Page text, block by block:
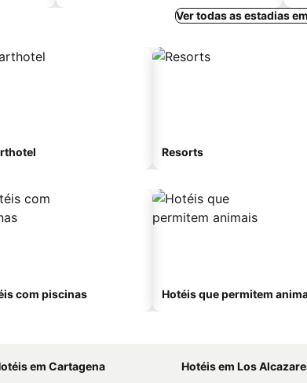
Ver todas as estadias
Resorts
com piscinas Hotéis que permitem
em Cartagena
Hotéis em Los